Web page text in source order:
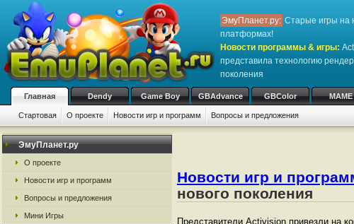
ЭмуПланет.ру: Старые игры на
платформах!
Новости программы & игры:
представила технологию
поколения
Главная Dendy Game Boy GBAdvance GBColor MAME
Стартовая О проекте Новости игр и программ Вопросы и предложения
ЭмуПланет.ру
О проекте
Новости игр и программ
Вопросы и предложения
Мини Игры
Новости игр и
нового поколения
Представители Activision привезли на